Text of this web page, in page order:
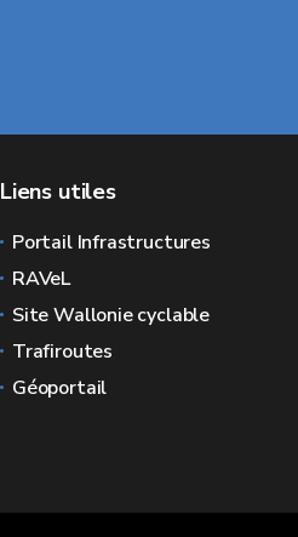
Liens utiles
Portail Infrastructures
RAVeL
Site Wallonie cyclable
Trafiroutes
Géoportail